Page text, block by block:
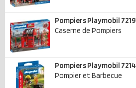
Pompiers Playmobil
Caserne de Pompiers
Pompiers Playmobil
Pompier et Barbecue